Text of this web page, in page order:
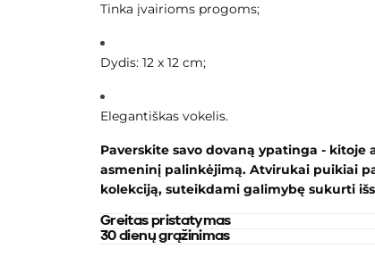
Tinka įvairioms progoms;
Dydis: 12 x 12 cm;
Elegantiškas vokelis.
Paverskite savo dovaną ypatinga - kitoje
asmeninį palinkėjimą. Atvirukai puikiai
kolekciją, suteikdami galimybę sukurti
Greitas pristatymas
30 dienų grąžinimas